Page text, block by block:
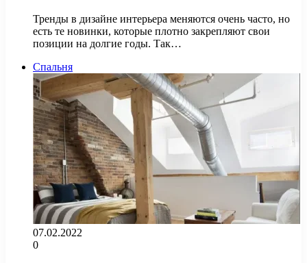
Тренды в дизайне интерьера меняются очень часто, но
есть те новинки, которые плотно закрепляют свои
позиции на долгие годы. Так…
Спальня
07.02.2022
0